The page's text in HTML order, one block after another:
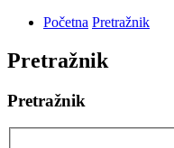
Početna Pretražnik
Pretražnik
Pretražnik